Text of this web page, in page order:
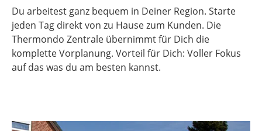
Du arbeitest ganz bequem in Deiner Region. Starte
jeden Tag direkt von zu Hause zum Kunden. Die
Thermondo Zentrale übernimmt für Dich die
komplette Vorplanung. Vorteil für Dich: Voller Fokus
auf das was du am besten kannst.